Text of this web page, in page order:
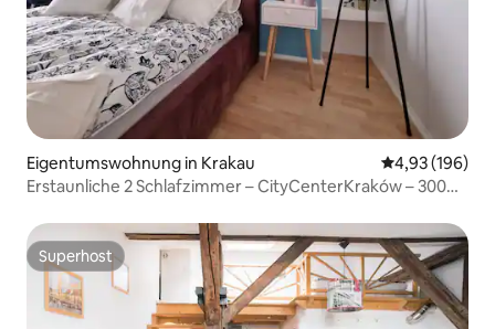
Eigentumswohnung in Krakau
4,93 (196)
Erstaunliche 2 Schlafzimmer – CityCenterKraków – 300
Superhost
Superhost